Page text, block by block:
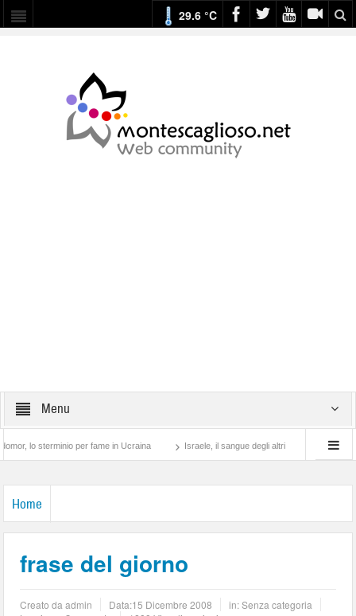
29.6 °C
Menu
sterminio per fame in Ucraina Israele, il sangue degli altri Lotta di
Home
frase del giorno
Creato daadmin Data:15 Dicembre 2008
in: Senza categoria